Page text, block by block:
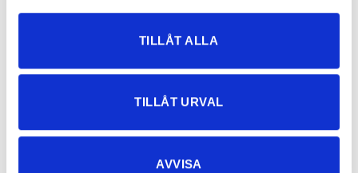
TILLÅT ALLA
TILLÅT URVAL
AVVISA
UTSOLGT UTSOLGT
745,63